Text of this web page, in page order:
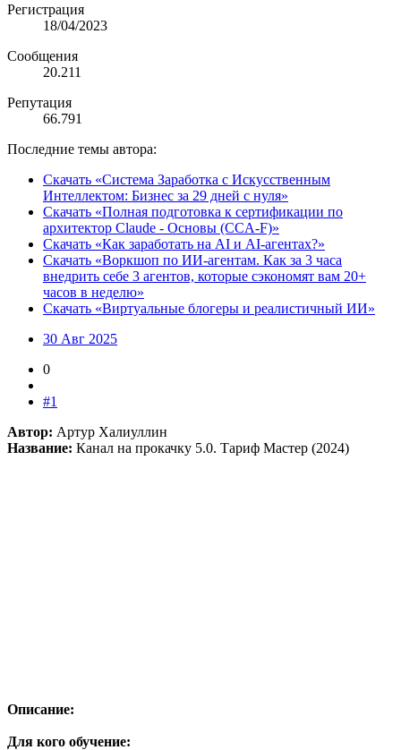
Регистрация
18/04/2023
Сообщения
20.211
Репутация
66.791
Последние темы автора:
Скачать «Система Заработка с Искусственным
Интеллектом: Бизнес за 29 дней с нуля»
Скачать «Полная подготовка к сертификации по
архитектор Claude - Основы (CCA-F)»
Скачать «Как заработать на AI и AI-агентах?»
Скачать «Воркшоп по ИИ-агентам. Как за 3 часа
внедрить себе 3 агентов, которые сэкономят вам 20+
часов в неделю»
Скачать «Виртуальные блогеры и реалистичный ИИ»
30 Авг 2025
0
#1
Автор: Артур Халиуллин
Название: Канал на прокачку 5.0. Тариф Мастер (2024)
Описание:
Для кого обучение: